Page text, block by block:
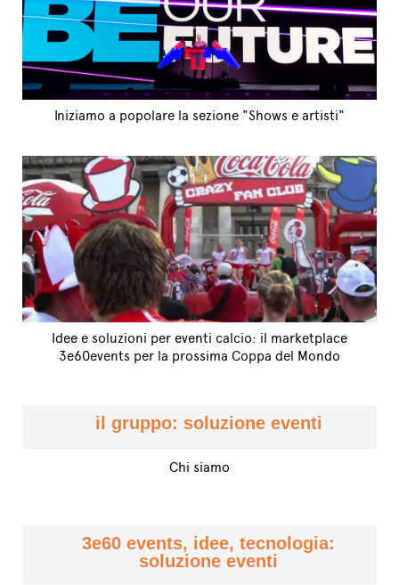
Iniziamo a popolare la sezione "Shows e artisti"
Idee e soluzioni per eventi calcio: il marketplace
3e60events per la prossima Coppa del Mondo
il gruppo: soluzione eventi
Chi siamo
3e60 events, idee, tecnologia:
soluzione eventi